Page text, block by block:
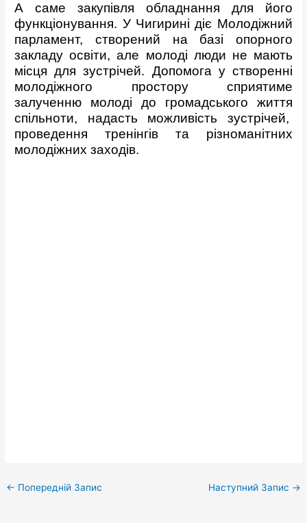
А саме закупівля обладнання для його
функціонування. У Чигирині діє Молодіжний
парламент, створений на базі опорного
закладу освіти, але молоді люди не мають
місця для зустрічей. Допомога у створенні
молодіжного простору сприятиме
залученню молоді до громадського життя
спільноти, надасть можливість зустрічей,
проведення тренінгів та різноманітних
молодіжних заходів.
← Попередній Запис Наступний Запис →